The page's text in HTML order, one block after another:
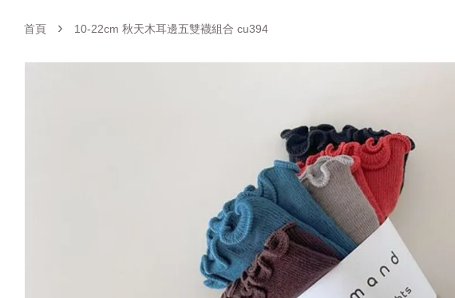
首頁 › 10-22cm 秋天木耳邊五雙襪組合 cu394